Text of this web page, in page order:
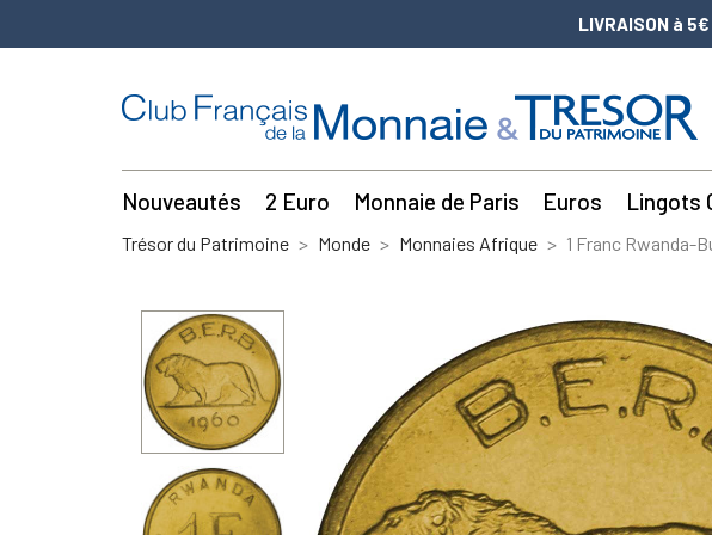
LIVRAISON à 5€
Nouveautés 2 Euro Monnaie de Paris Euros Lingots
Trésor du Patrimoine Monde Monnaies Afrique 1 Franc Rwanda-